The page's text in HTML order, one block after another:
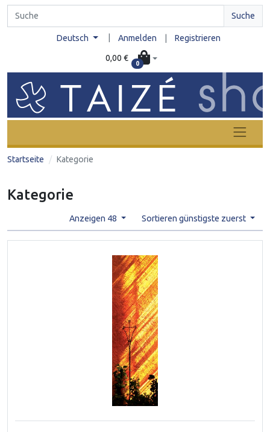
Suche
Deutsch Anmelden Registrieren
0,00 €
0
Startseite Kategorie
Kategorie
Anzeigen 48 Sortieren günstigste zuerst